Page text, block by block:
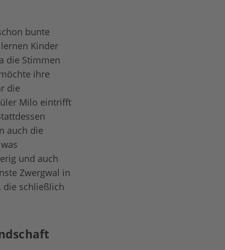
bunte
Kinder
die Stimmen
ihre
die
Milo eintrifft
auch die
und auch
Zwergwal in
die schließlich